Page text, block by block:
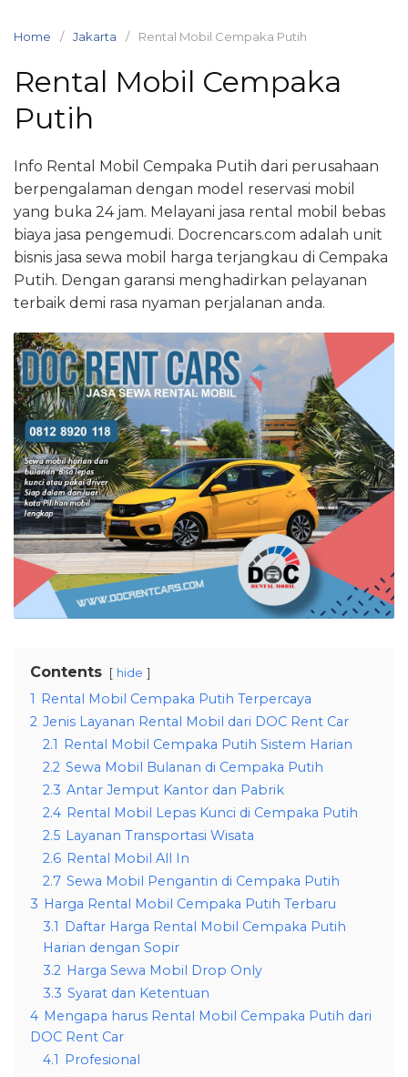
Home Jakarta Rental Mobil Cempaka Putih
Rental Mobil Cempaka
Putih
Info Rental Mobil Cempaka Putih dari perusahaan
berpengalaman dengan model reservasi mobil
yang buka 24 jam. Melayani jasa rental mobil bebas
biaya jasa pengemudi. Docrencars.com adalah unit
bisnis jasa sewa mobil harga terjangkau di Cempaka
Putih. Dengan garansi menghadirkan pelayanan
terbaik demi rasa nyaman perjalanan anda.
Contents hide
1 Rental Mobil Cempaka Putih Terpercaya
2 Jenis Layanan Rental Mobil dari DOC Rent Car
2.1 Rental Mobil Cempaka Putih Sistem Harian
2.2 Sewa Mobil Bulanan di Cempaka Putih
2.3 Antar Jemput Kantor dan Pabrik
2.4 Rental Mobil Lepas Kunci di Cempaka Putih
2.5 Layanan Transportasi Wisata
2.6 Rental Mobil All In
2.7 Sewa Mobil Pengantin di Cempaka Putih
3 Harga Rental Mobil Cempaka Putih Terbaru
3.1 Daftar Harga Rental Mobil Cempaka Putih
Harian dengan Sopir
3.2 Harga Sewa Mobil Drop Only
3.3 Syarat dan Ketentuan
4 Mengapa harus Rental Mobil Cempaka Putih dari
DOC Rent Car
4.1 Profesional